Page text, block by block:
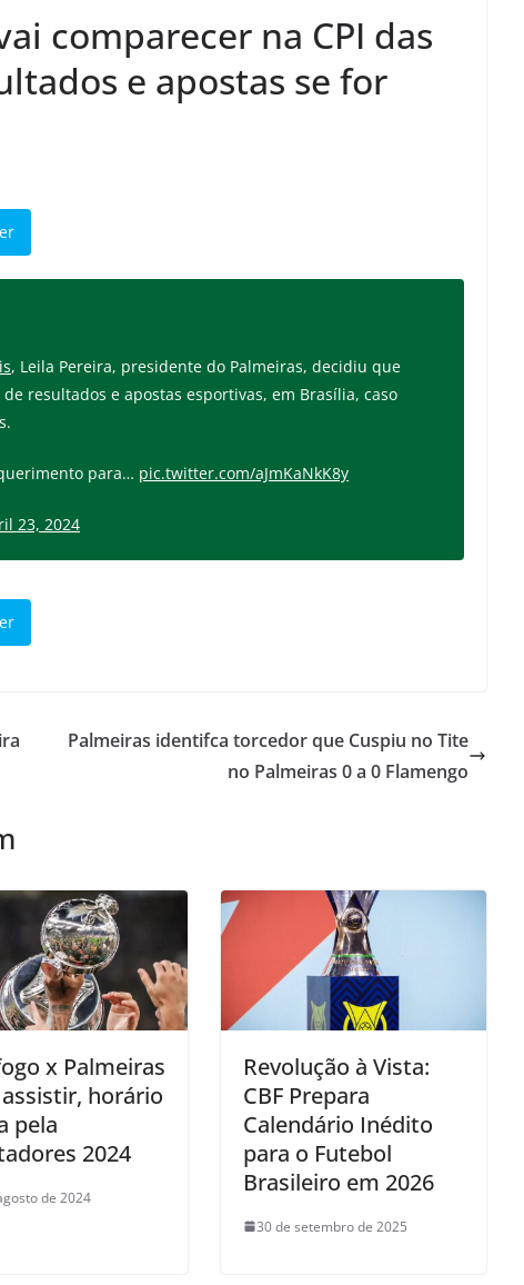
comparecer na CPI das
e apostas se for
, Leila Pereira, presidente do Palmeiras, decidiu que
resultados e apostas esportivas, em Brasília, caso
para… pic.twitter.com/aJmKaNkK8y
23, 2024
Palmeiras identifca torcedor que Cuspiu no Tite
no Palmeiras 0 a 0 Flamengo
x Palmeiras
horário
pela
2024
de 2024
Revolução à Vista:
CBF Prepara
Calendário Inédito
para o Futebol
Brasileiro em 2026
30 de setembro de 2025